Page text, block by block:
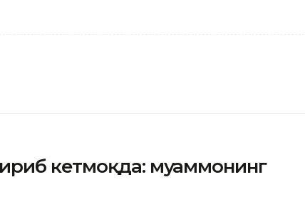
кетмоқда: муаммонинг